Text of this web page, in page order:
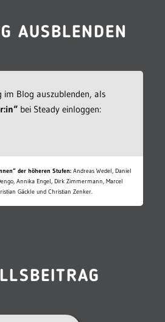
AUSBLENDEN
im Blog auszublenden, als
bei Steady einloggen:
der höheren Stufen: Andreas Wedel, Daniel
Annika Engel, Dirk Zimmermann, Marcel
Gäckle und Christian Zenker.